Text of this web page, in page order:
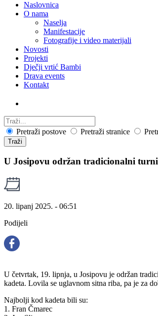
Naslovnica
O nama
Naselja
Manifestacije
Fotografije i video materijali
Novosti
Projekti
Dječji vrtić Bambi
Drava events
Kontakt
Pretraži postove Pretraži stranice
Traži
U Josipovu održan tradicionalni
20. lipanj 2025. - 06:51
Podijeli
U četvrtak, 19. lipnja, u Josipovu je održan
kadeta. Lovila se uglavnom sitna riba, pa je za
Najbolji kod kadeta bili su:
1. Fran Čmarec